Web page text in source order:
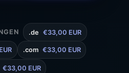
.de €33,00 EUR
.com €33,00 EUR
€33,00 EUR